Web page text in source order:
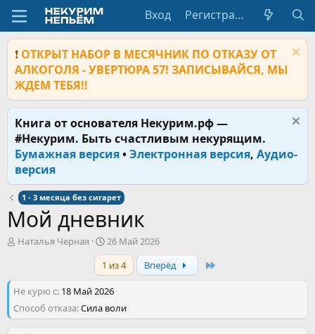
Вход Регистрация
❗ ОТКРЫТ НАБОР В МЕСЯЧНИК ПО ОТКАЗУ ОТ
АЛКОГОЛЯ - УВЕРТЮРА 57! ЗАПИСЫВАЙСЯ, МЫ
ЖДЕМ ТЕБЯ!!
Книга от основателя Некурим.рф —
#Некурим. Быть счастливым некурящим.
Бумажная версия•Электронная версия, Аудио-
версия
1 - 3 месяца без сигарет
Мой дневник
А
р
т
е
Наталья Черная
Д
а
т
а
н
а
ч
26 Май 2026
1 из 4
Вперёд
Не курю с 18 Май 2026
Способ отказа Сила воли